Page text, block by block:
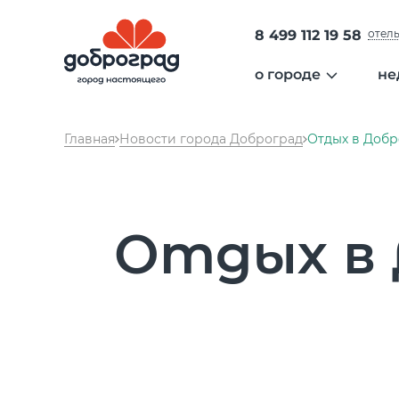
8 499 112 19 58 отель
о городе
администрация
экология
сообщество
Главная Новости города Доброград Отдых в
Отдых в